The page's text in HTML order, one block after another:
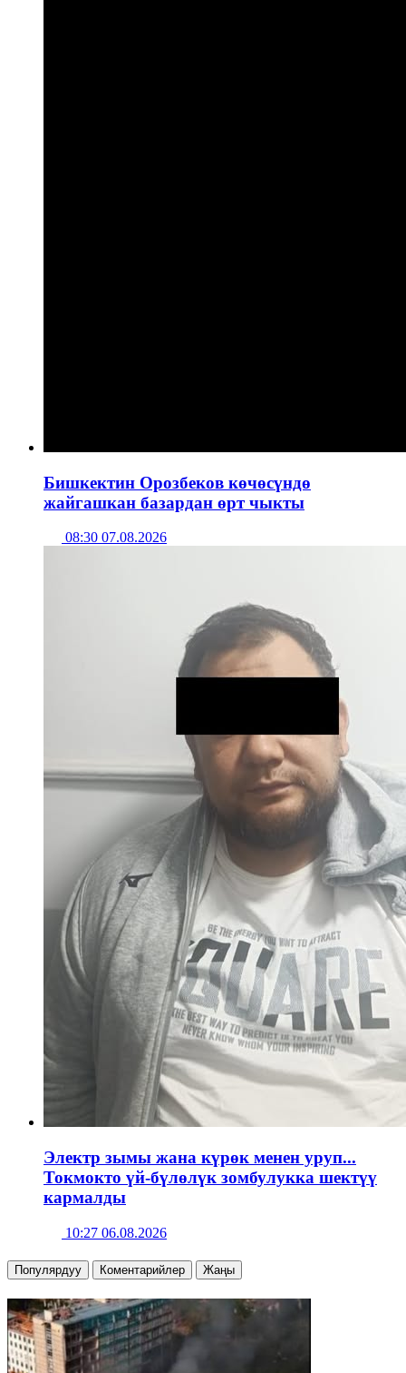
Бишкектин Орозбеков көчөсүндө
жайгашкан базардан өрт чыкты
08:30 07.08.2026
Электр зымы жана күрөк менен уруп...
Токмокто үй-бүлөлүк зомбулукка шектүү
кармалды
10:27 06.08.2026
Популярдуу Коментарийлер Жаңы